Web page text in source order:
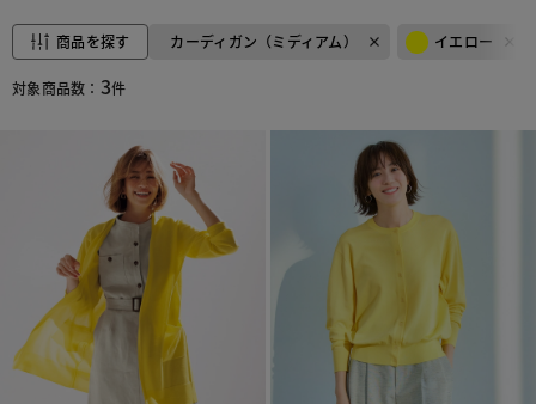
商品を探す カーディガン（ミディアム） イエロー
対象商品数： 3件